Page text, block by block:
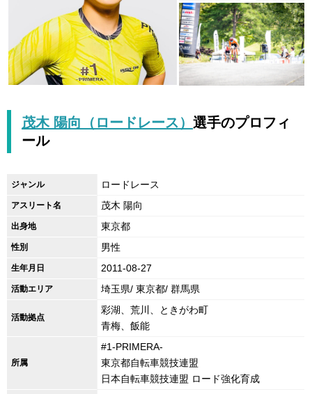
茂木 陽向（ロードレース） 選手のプロフィ
ール
ジャンル ロードレース
アスリート名 茂木 陽向
出身地 東京都
性別 男性
生年月日 2011-08-27
活動エリア 埼玉県/ 東京都/ 群馬県
活動拠点
彩湖、荒川、ときがわ町
青梅、飯能
所属
#1-PRIMERA-
東京都自転車競技連盟
日本自転車競技連盟 ロード強化育成